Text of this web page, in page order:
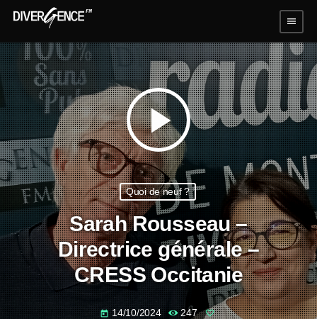
menu
play_arrow
Quoi de neuf ?
Sarah Rousseau –
Directrice générale –
CRESS Occitanie
today 14/10/2024 247